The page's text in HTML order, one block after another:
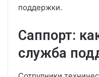
поддержки.
Саппорт:
служба